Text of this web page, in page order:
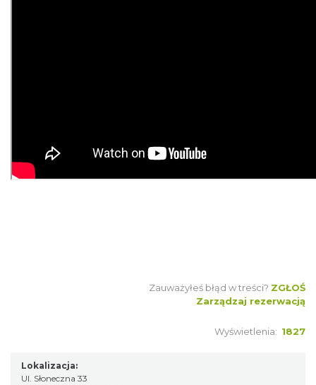
Zauważyłeś błąd w treści? ZGŁOŚ
Zarządzaj rezerwacją
Wyświetlenia: 1827
Lokalizacja:
Ul. Słoneczna 33